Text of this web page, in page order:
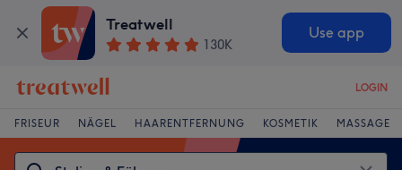
Treatwell
130K
Use app
LOGIN
FRISEUR NÄGEL HAARENTFERNUNG KOSMETIK MASSAGE